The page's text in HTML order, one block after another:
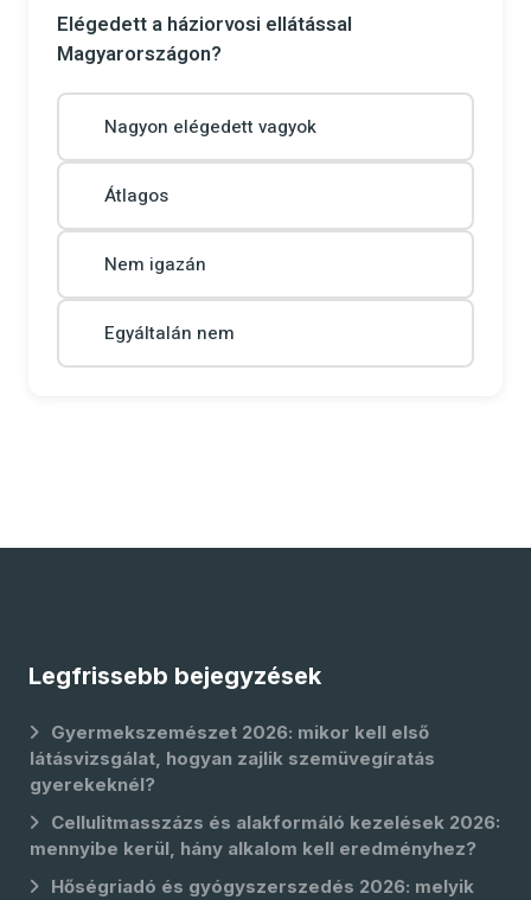
Elégedett a háziorvosi ellátással
Magyarországon?
Nagyon elégedett vagyok
Átlagos
Nem igazán
Egyáltalán nem
Legfrissebb bejegyzések
Gyermekszemészet 2026: mikor kell első
látásvizsgálat, hogyan zajlik szemüvegíratás
gyerekeknél?
Cellulitmasszázs és alakformáló kezelések 2026:
mennyibe kerül, hány alkalom kell eredményhez?
Hőségriadó és gyógyszerszedés 2026: melyik